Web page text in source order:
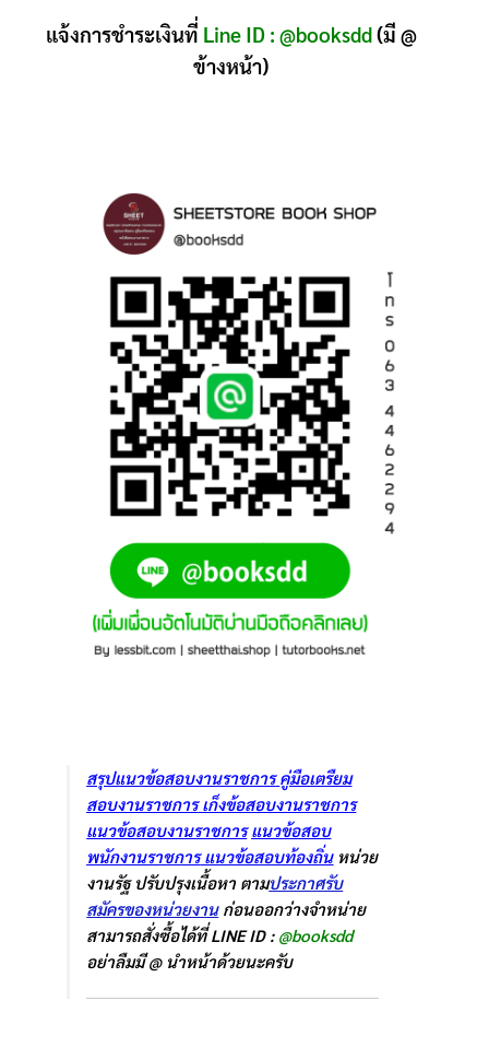
แจ้งการชำระเงินที่ Line ID : @booksdd(มี @
ข้างหน้า)
สรุปแนวข้อสอบงานราชการ คู่มือเตรืยม
สอบงานราชการ เก็งข้อสอบงานราชการ
แนวข้อสอบงานราชการ แนวข้อสอบ
พนักงานราชการ แนวข้อสอบท้องถิ่นหน่วย
งานรัฐ ปรับปรุงเนื้อหา ตามประกาศรับ
สมัครของหน่วยงานก่อนออกว่างจำหน่าย
สามารถสั่งซื้อได้ที่ LINE ID : @booksdd
อย่าลืมมี @ นำหน้าด้วยนะครับ